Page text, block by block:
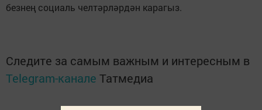
безнең социаль челтәрләрдән карагыз.
Следите за самым важным и интересным в
Telegram-канале Татмедиа